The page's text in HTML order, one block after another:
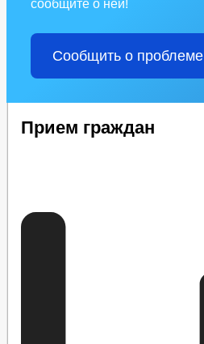
сообщите о ней!
Сообщить о проблеме
Прием граждан